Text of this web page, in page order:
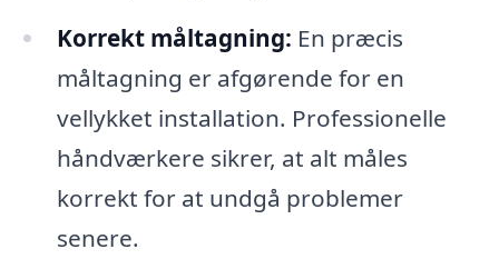
Korrekt måltagning: En præcis
måltagning er afgørende for en
vellykket installation. Professionelle
håndværkere sikrer, at alt måles
korrekt for at undgå problemer
senere.